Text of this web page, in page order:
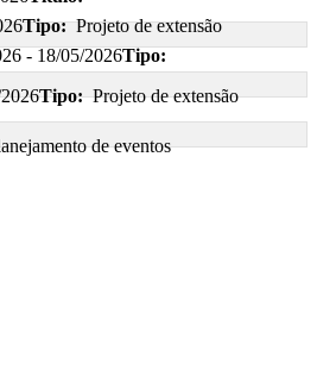
Tipo: Projeto de extensão
- 18/05/2026Tipo:
Tipo: Projeto de extensão
de eventos